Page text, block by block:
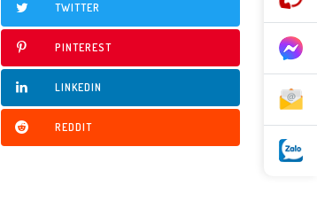
TWITTER
PINTEREST
LINKEDIN
REDDIT